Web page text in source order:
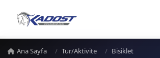
Ana Sayfa Tur/Aktivite
Bisiklet